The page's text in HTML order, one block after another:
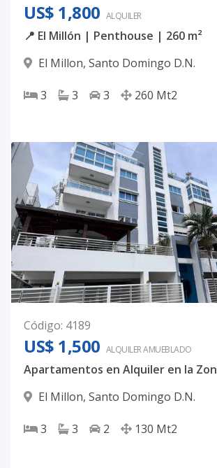
US$ 1,800 ALQUILER
📍 El Millón | Penthouse | 260 m²
El Millon, Santo Domingo D.N.
3 3 3 260 Mt2
Código: 4189
US$ 1,500 ALQUILERAMUEBLADO
Apartamentos en Alquiler en la
El Millon, Santo Domingo D.N.
3 3 2 130 Mt2